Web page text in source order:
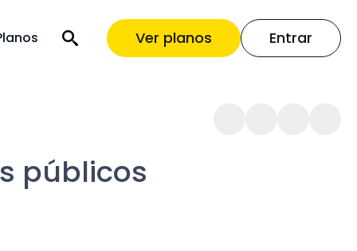
Ver planos Entrar
públicos